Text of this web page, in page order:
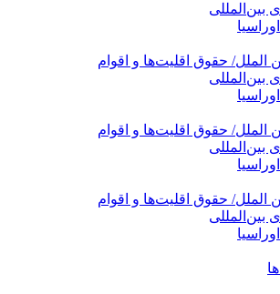
بین‌المللی
الملل/ حقوق اقلیت‌ها و اقوام
بین‌المللی
الملل/ حقوق اقلیت‌ها و اقوام
بین‌المللی
الملل/ حقوق اقلیت‌ها و اقوام
بین‌المللی